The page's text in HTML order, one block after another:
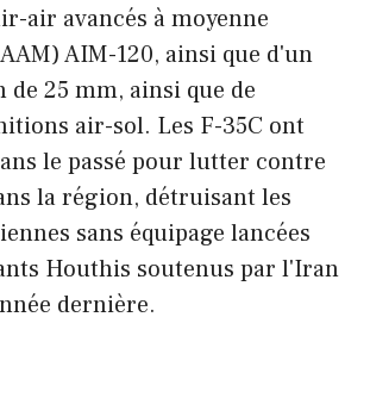
air avancés à moyenne
AIM-120, ainsi que d'un
de 25 mm, ainsi que de
air-sol. Les F-35C ont
le passé pour lutter contre
la région, détruisant les
sans équipage lancées
Houthis soutenus par l'Iran
dernière.